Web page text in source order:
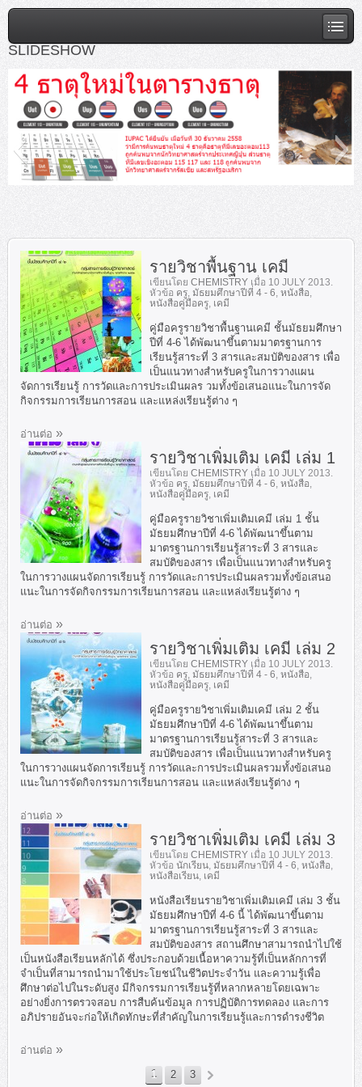
SLIDESHOW
slideshow1
รายวิชาพื้นฐาน เคมี
เขียนโดย CHEMISTRY เมื่อ 10 JULY 2013.
หัวข้อ ครู, มัธยมศึกษาปีที่ 4 - 6, หนังสือ,
หนังสือคู่มือครู, เคมี
คู่มือครูรายวิชาพื้นฐานเคมี ชั้นมัธยมศึกษา
ปีที่ 4-6 ได้พัฒนาขึ้นตามมาตรฐานการ
เรียนรู้สาระที่ 3 สารและสมบัติของสาร เพื่อ
เป็นแนวทางสำหรับครูในการวางแผน
จัดการเรียนรู้ การวัดและการประเมินผลร วมทั้งข้อเสนอแนะในการจัด
กิจกรรมการเรียนการสอน และแหล่งเรียนรู้ต่าง ๆ
อ่านต่อ
รายวิชาเพิ่มเติม เคมี เล่ม 1
เขียนโดย CHEMISTRY เมื่อ 10 JULY 2013.
หัวข้อ ครู, มัธยมศึกษาปีที่ 4 - 6, หนังสือ,
หนังสือคู่มือครู, เคมี
คู่มือครูรายวิชาเพิ่มเติมเคมี เล่ม 1 ชั้น
มัธยมศึกษาปีที่ 4-6 ได้พัฒนาขึ้นตาม
มาตรฐานการเรียนรู้สาระที่ 3 สารและ
สมบัติของสาร เพื่อเป็นแนวทางสำหรับครู
ในการวางแผนจัดการเรียนรู้ การวัดและการประเมินผลรวมทั้งข้อเสนอ
แนะในการจัดกิจกรรมการเรียนการสอน และแหล่งเรียนรู้ต่าง ๆ
อ่านต่อ
รายวิชาเพิ่มเติม เคมี เล่ม 2
เขียนโดย CHEMISTRY เมื่อ 10 JULY 2013.
หัวข้อ ครู, มัธยมศึกษาปีที่ 4 - 6, หนังสือ,
หนังสือคู่มือครู, เคมี
คู่มือครูรายวิชาเพิ่มเติมเคมี เล่ม 2 ชั้น
มัธยมศึกษาปีที่ 4-6 ได้พัฒนาขึ้นตาม
มาตรฐานการเรียนรู้สาระที่ 3 สารและ
สมบัติของสาร เพื่อเป็นแนวทางสำหรับครู
ในการวางแผนจัดการเรียนรู้ การวัดและการประเมินผลรวมทั้งข้อเสนอ
แนะในการจัดกิจกรรมการเรียนการสอน และแหล่งเรียนรู้ต่าง ๆ
อ่านต่อ
รายวิชาเพิ่มเติม เคมี เล่ม 3
เขียนโดย CHEMISTRY เมื่อ 10 JULY 2013.
หัวข้อ นักเรียน, มัธยมศึกษาปีที่ 4 - 6, หนังสือ,
หนังสือเรียน, เคมี
หนังสือเรียนรายวิชาเพิ่มเติมเคมี เล่ม 3 ชั้น
มัธยมศึกษาปีที่ 4-6 นี้ ได้พัฒนาขึ้นตาม
มาตรฐานการเรียนรู้สาระที่ 3 สารและ
สมบัติของสาร สถานศึกษาสามารถนำไปใช้
เป็นหนังสือเรียนหลักได้ ซึ่งประกอบด้วยเนื้อหาความรู้ที่เป็นหลักการที่
จำเป็นที่สามารถนำมาใช้ประโยชน์ในชีวิตประจำวัน และความรู้เพื่อ
ศึกษาต่อไปในระดับสูง มีกิจกรรมการเรียนรู้ที่หลากหลายโดยเฉพาะ
อย่างยิ่งการตรวจสอบ การสืบค้นข้อมูล การปฏิบัติการทดลอง และการ
อภิปรายอันจะก่อให้เกิดทักษะที่สำคัญในการเรียนรู้และการดำรงชีวิต
อ่านต่อ
1
2 3